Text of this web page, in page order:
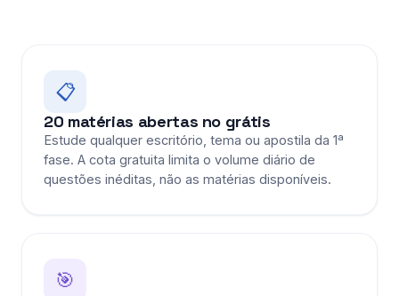
📋
20 matérias abertas no grátis
Estude qualquer escritório, tema ou apostila da 1ª
fase. A cota gratuita limita o volume diário de
questões inéditas, não as matérias disponíveis.
🎯